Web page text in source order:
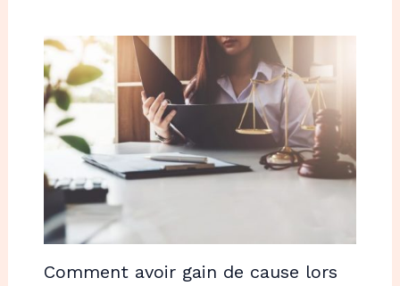
Comment avoir gain de cause lors